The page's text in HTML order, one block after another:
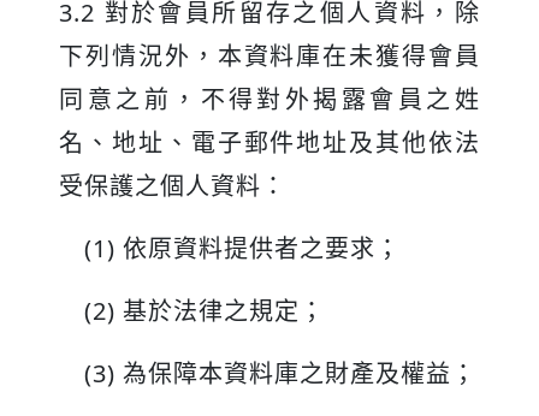
3.2 對於會員所留存之個人資料，除
下列情況外，本資料庫在未獲得會員
同意之前，不得對外揭露會員之姓
名、地址、電子郵件地址及其他依法
受保護之個人資料：
(1) 依原資料提供者之要求；
(2) 基於法律之規定；
(3) 為保障本資料庫之財產及權益；